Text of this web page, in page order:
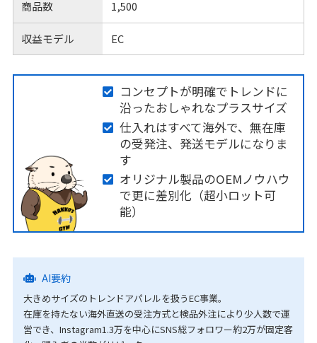
商品数 1,500
収益モデル EC
コンセプトが明確でトレンドに
沿ったおしゃれなプラスサイズ
仕入れはすべて海外で、無在庫
の受発注、発送モデルになりま
す
オリジナル製品のOEMノウハウ
で更に差別化（超小ロット可
能）
AI要約
大きめサイズのトレンドアパレルを扱うEC事業。
在庫を持たない海外直送の受注方式と検品外注により少人数で運
営でき、Instagram1.3万を中心にSNS総フォロワー約2万が固定客